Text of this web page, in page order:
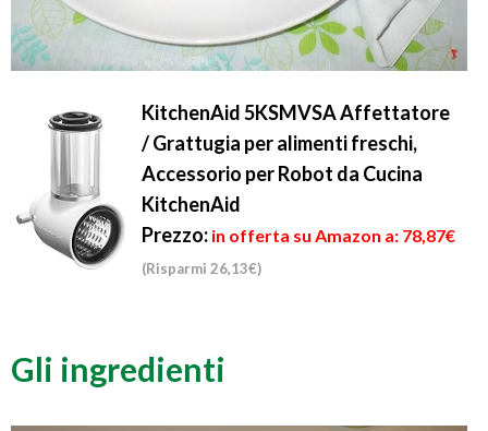
KitchenAid 5KSMVSA Affettatore
/ Grattugia per alimenti freschi,
Accessorio per Robot da Cucina
KitchenAid
Prezzo: in offerta su Amazon a: 78,87€
(Risparmi 26,13€)
Gli ingredienti